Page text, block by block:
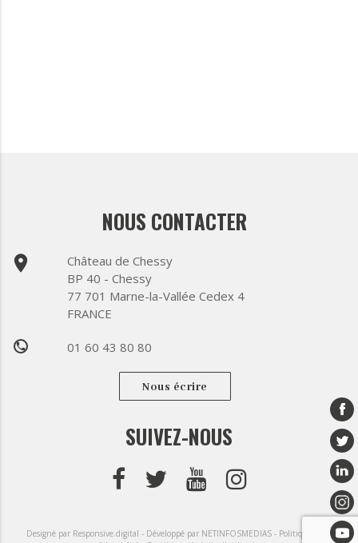
NOUS CONTACTER
place
Château de Chessy
BP 40 - Chessy
77 701 Marne-la-Vallée Cedex 4
FRANCE
phone 01 60 43 80 80
Nous écrire
SUIVEZ-NOUS
Designé par Responsive.digital - Développé par NETINFOSMEDIAS - Politique de